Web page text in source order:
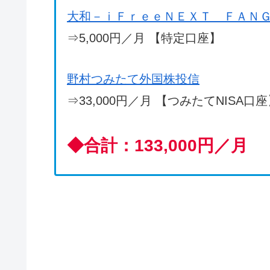
大和－ｉＦｒｅｅＮＥＸＴ ＦＡＮ
⇒5,000円／月 【特定口座】
野村つみたて外国株投信
⇒33,000円／月 【つみたてNISA口座
◆合計：133,000円／月